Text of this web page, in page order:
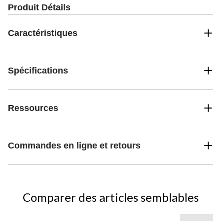
Produit Détails
Caractéristiques
Spécifications
Ressources
Commandes en ligne et retours
Comparer des articles semblables